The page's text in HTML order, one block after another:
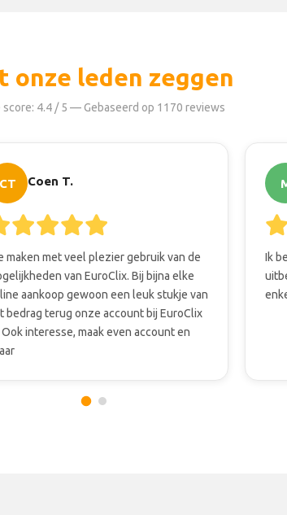
onze leden zeggen
score: 4.4 / 5 — Gebaseerd op 1170 reviews
CT Coen T.
maken met veel plezier gebruik van de
van EuroClix. Bij bijna elke
aankoop gewoon een leuk stukje van
bedrag terug onze account bij EuroClix
interesse, maak even account en
Ik